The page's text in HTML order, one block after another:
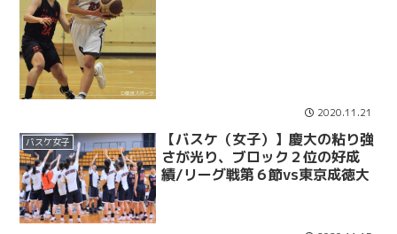
2020.11.21
バスケ女子
【バスケ（女子）】慶大の粘り強
さが光り、ブロック２位の好成
績/リーグ戦第６節vs東京成徳大